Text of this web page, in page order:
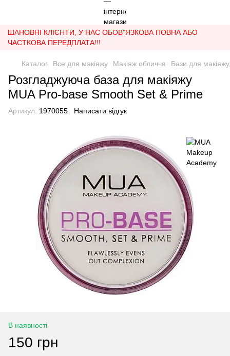
ШАНОВНІ КЛІЄНТИ, У НАС ОБОВ"ЯЗКОВА ПОВНА АБО
ЧАСТКОВА ПЕРЕДПЛАТА!!!
Каталог Все для макіяжу Макіяж обличчя Бази для
Розгладжуюча база для макіяжу
MUA Pro-base Smooth Set & Prime
Артикул: 1970055 Написати відгук
В наявності
150 грн